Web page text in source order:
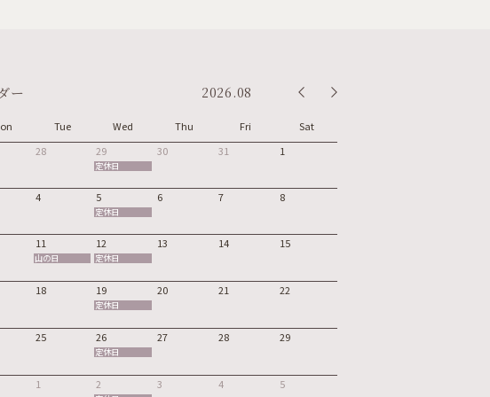
ー 2026.08
Tue Wed Thu Fri
Sat
28 29
定休日
30 31 1
4 5
定休日
6 7 8
11
山の日
12
定休日
13 14 15
18 19
定休日
20 21 22
25 26
定休日
27 28 29
1 2 3 4 5